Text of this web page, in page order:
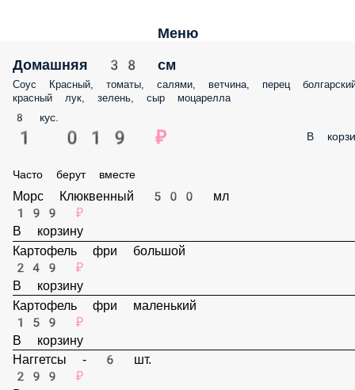
Меню
Домашняя 38 см
Соус Красный, томаты, салями, ветчина, перец болгарский, красный
лук, зелень, сыр моцарелла
8 кус.
1 019 ₽ В
Часто берут вместе
Морс Клюквенный 500 мл
199 ₽
В корзину
249 ₽
В корзину
Картофель фри маленький
159 ₽
В корзину